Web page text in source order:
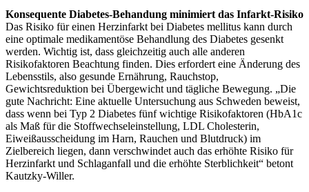
Konsequente Diabetes-Behandung minimiert das Infarkt-Risiko
Das Risiko für einen Herzinfarkt bei Diabetes mellitus kann durch
eine optimale medikamentöse Behandlung des Diabetes gesenkt
werden. Wichtig ist, dass gleichzeitig auch alle anderen
Risikofaktoren Beachtung finden. Dies erfordert eine Änderung des
Lebensstils, also gesunde Ernährung, Rauchstop,
Gewichtsreduktion bei Übergewicht und tägliche Bewegung. „Die
gute Nachricht: Eine aktuelle Untersuchung aus Schweden beweist,
dass wenn bei Typ 2 Diabetes fünf wichtige Risikofaktoren (HbA1c
als Maß für die Stoffwechseleinstellung, LDL Cholesterin,
Eiweißausscheidung im Harn, Rauchen und Blutdruck) im
Zielbereich liegen, dann verschwindet auch das erhöhte Risiko für
Herzinfarkt und Schlaganfall und die erhöhte Sterblichkeit“ betont
Kautzky-Willer.